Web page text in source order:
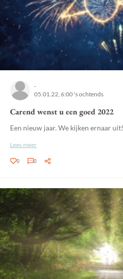
-
05.01.22, 6:00 's ochtends
Carend wenst u een goed 2022
Een nieuw jaar. We kijken ernaar uit!
Lees meer
0 0